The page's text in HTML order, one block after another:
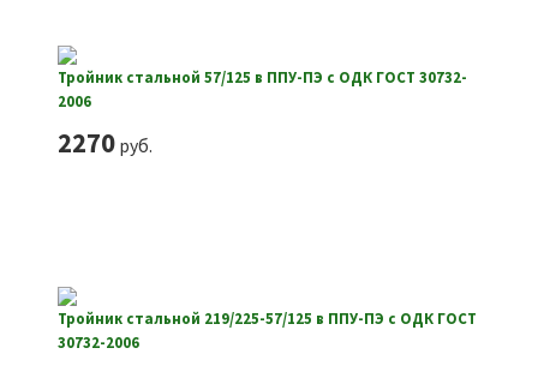
Тройник стальной 57/125 в ППУ-ПЭ с ОДК ГОСТ 30732-
2006
2270руб.
Тройник стальной 219/225-57/125 в ППУ-ПЭ с ОДК ГОСТ
30732-2006